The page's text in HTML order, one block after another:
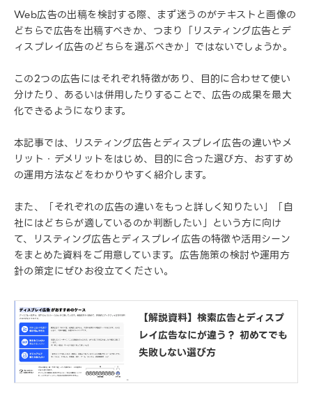
Web広告の出稿を検討する際、まず迷うのがテキストと画像の
どちらで広告を出稿すべきか、つまり「リスティング広告とデ
ィスプレイ広告のどちらを選ぶべきか」ではないでしょうか。
この2つの広告にはそれぞれ特徴があり、目的に合わせて使い
分けたり、あるいは併用したりすることで、広告の成果を最大
化できるようになります。
本記事では、リスティング広告とディスプレイ広告の違いやメ
リット・デメリットをはじめ、目的に合った選び方、おすすめ
の運用方法などをわかりやすく紹介します。
また、「それぞれの広告の違いをもっと詳しく知りたい」「自
社にはどちらが適しているのか判断したい」という方に向け
て、リスティング広告とディスプレイ広告の特徴や活用シーン
をまとめた資料をご用意しています。広告施策の検討や運用方
針の策定にぜひお役立てください。
【解説資料】検索広告とディスプ
レイ広告なにが違う？ 初めてでも
失敗しない選び方